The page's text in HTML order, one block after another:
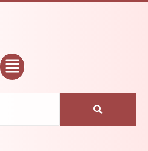
Flyout
Menu